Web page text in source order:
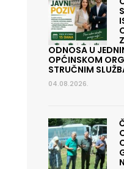
ODNOSA U
OPĆINSKOM
STRUČNIM
04.08.2026.